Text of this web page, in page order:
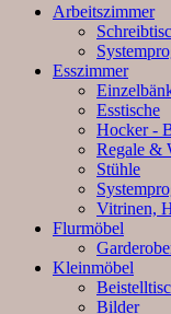
Arbeitszimmer
Esszimmer
Esstische
Hocker -
Regale &
Stühle
Vitrinen,
Flurmöbel
Kleinmöbel
Bilder